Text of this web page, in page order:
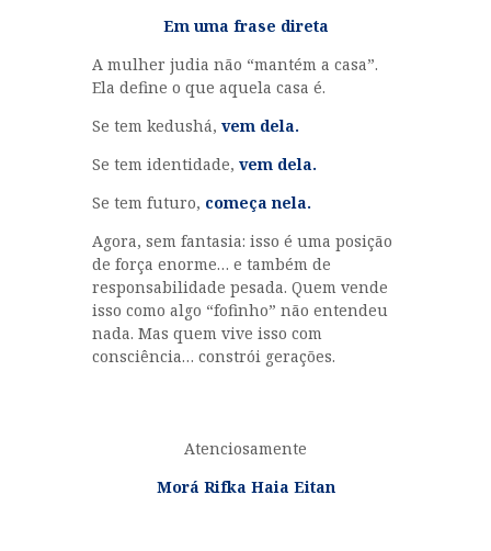
Em uma frase direta
A mulher judia não “mantém a casa”.
Ela define o que aquela casa é.
Se tem kedushá, vem dela.
Se tem identidade, vem dela.
Se tem futuro, começa nela.
Agora, sem fantasia: isso é uma posição
de força enorme… e também de
responsabilidade pesada. Quem vende
isso como algo “fofinho” não entendeu
nada. Mas quem vive isso com
consciência… constrói gerações.
Atenciosamente
Morá Rifka Haia Eitan